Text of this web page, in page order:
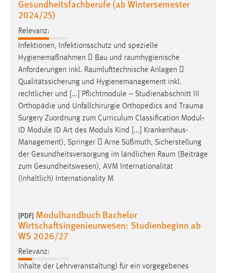
Gesundheitsfachberufe (ab Wintersemester
2024/25)
Relevanz:
Infektionen, Infektionsschutz und spezielle
Hygienemaßnahmen  Bau und raumhygienische
Anforderungen inkl. Raumlufttechnische Anlagen 
Qualitätssicherung und Hygienemanagement inkl.
rechtlicher und [...] Pflichtmodule – Studienabschnitt III
Orthopädie und Unfallchirurgie Orthopedics and Trauma
Surgery Zuordnung zum Curriculum Classification Modul‐
ID Module ID Art des Moduls Kind [...] Krankenhaus-
Management), Springer  Arne Süßmuth, Sicherstellung
der Gesundheitsversorgung im ländlichen Raum (Beiträge
zum Gesundheitswesen), AVM Internationalität
(Inhaltlich) Internationality M
[PDF] Modulhandbuch Bachelor
Wirtschaftsingenieurwesen: Studienbeginn ab
WS 2026/27
Relevanz:
Inhalte der Lehrveranstaltung) für ein vorgegebenes